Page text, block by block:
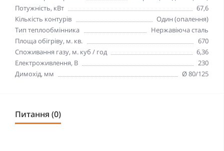
Потужність, кВт
67,6
Кількість контурів
Один (опалення)
Тип теплообмінника
Нержавіюча сталь
Площа обігріву, м. кв.
670
Споживання газу, м. куб / год
6,36
Електроживлення, В
230
Димохід, мм
Ø 80/125
Питання (0)